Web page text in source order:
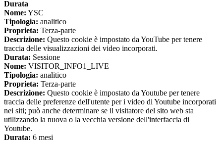
Durata
Nome: YSC
Tipologia: analitico
Proprieta: Terza-parte
Descrizione: Questo cookie è impostato da YouTube per tenere
traccia delle visualizzazioni dei video incorporati.
Durata: Sessione
Nome: VISITOR_INFO1_LIVE
Tipologia: analitico
Proprieta: Terza-parte
Descrizione: Questo cookie è impostato da Youtube per tenere
traccia delle preferenze dell'utente per i video di Youtube incorporati
nei siti; può anche determinare se il visitatore del sito web sta
utilizzando la nuova o la vecchia versione dell'interfaccia di
Youtube.
Durata: 6 mesi